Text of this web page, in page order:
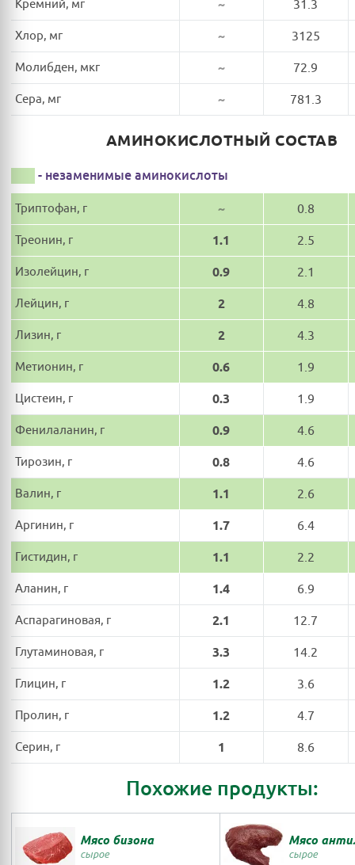
Кремний, мг ~ 31.3
Хлор, мг ~ 3125
Молибден, мкг ~ 72.9
Сера, мг ~ 781.3
АМИНОКИСЛОТНЫЙ СОСТАВ
- незаменимые аминокислоты
Триптофан, г ~ 0.8
Треонин, г 1.1 2.5
Изолейцин, г 0.9 2.1
Лейцин, г 2 4.8
Лизин, г 2 4.3
Метионин, г 0.6 1.9
Цистеин, г 0.3 1.9
Фенилаланин, г 0.9 4.6
Тирозин, г 0.8 4.6
Валин, г 1.1 2.6
Аргинин, г 1.7 6.4
Гистидин, г 1.1 2.2
Аланин, г 1.4 6.9
Аспарагиновая, г 2.1 12.7
Глутаминовая, г 3.3 14.2
Глицин, г 1.2 3.6
Пролин, г 1.2 4.7
Серин, г 1 8.6
Похожие продукты:
Мясо бизона
сырое
Мясо
сырое